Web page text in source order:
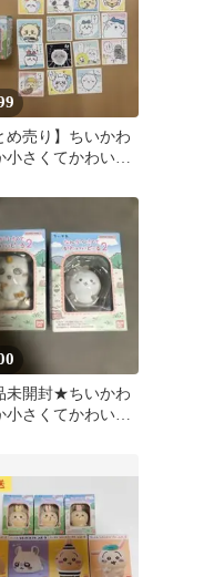
め売り】ちいかわ
小さくてかわいい
ル
未開封★ちいかわ
小さくてかわいい